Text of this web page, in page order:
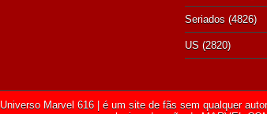
Seriados (4826)
US (2820)
Universo Marvel 616 | é um site de fãs sem qualquer